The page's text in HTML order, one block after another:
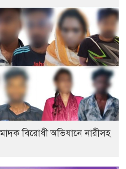
বিরোধী অভিযানে নারীসহ